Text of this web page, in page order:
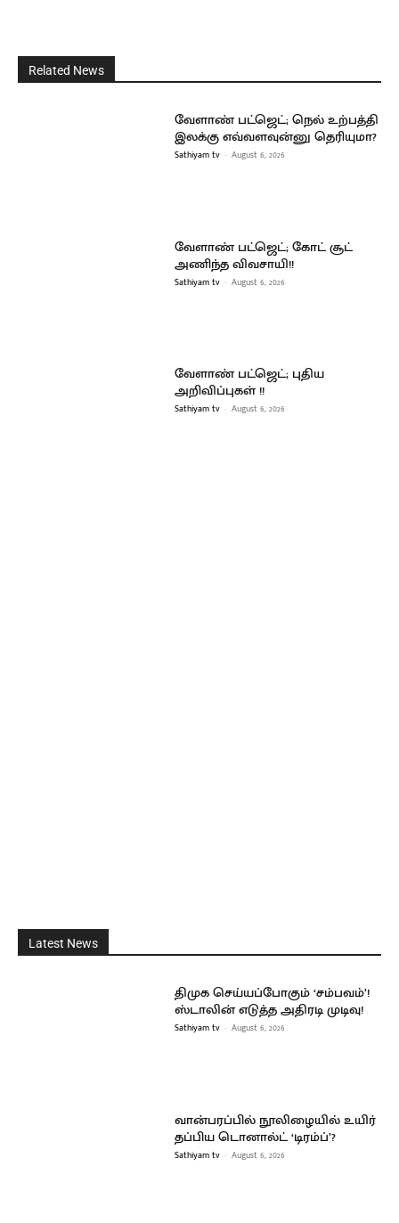
Related News
வேளாண் பட்ஜெட்; நெல் உற்பத்தி
இலக்கு எவ்வளவுன்னு தெரியுமா?
Sathiyam tv - August 6, 2026
வேளாண் பட்ஜெட்; கோட் சூட்
அணிந்த விவசாயி!!
Sathiyam tv - August 6, 2026
வேளாண் பட்ஜெட்; புதிய
அறிவிப்புகள் !!
Sathiyam tv - August 6, 2026
Latest News
திமுக செய்யப்போகும் ‘சம்பவம்’!
ஸ்டாலின் எடுத்த அதிரடி முடிவு!
Sathiyam tv - August 6, 2026
வான்பரப்பில் நூலிழையில் உயிர்
தப்பிய டொனால்ட் ‘டிரம்ப்’?
Sathiyam tv - August 6, 2026